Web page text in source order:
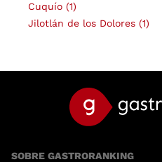
Cuquío (1)
Jilotlán de los Dolores (1)
SOBRE GASTRORANKING